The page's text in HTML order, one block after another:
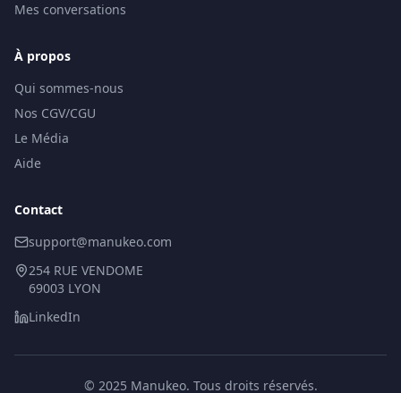
Mes conversations
À propos
Qui sommes-nous
Nos CGV/CGU
Le Média
Aide
Contact
support@manukeo.com
254 RUE VENDOME
69003 LYON
LinkedIn
© 2025 Manukeo. Tous droits réservés.